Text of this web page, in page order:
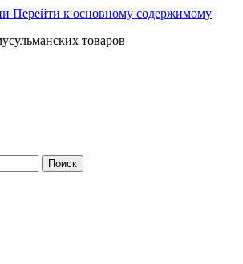
Перейти к основному содержимому
товаров
Поиск